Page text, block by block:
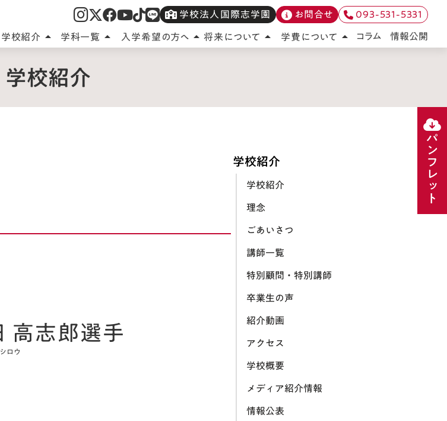
学校紹介
高志郎選手
ロウ
学校紹介
学校紹介
理念
ごあいさつ
講師一覧
特別顧問・特別講師
卒業生の声
紹介動画
アクセス
学校概要
メディア紹介情報
情報公表
パンフレット
学校法人国際志学園 お問合せ
093-531-5331
学校紹介 arrow_drop_up 学科一覧 arrow_drop_up 入学希望の方へ arrow_drop_up 将来について arrow_drop_up 学費について arrow_drop_up コラム 情報公開